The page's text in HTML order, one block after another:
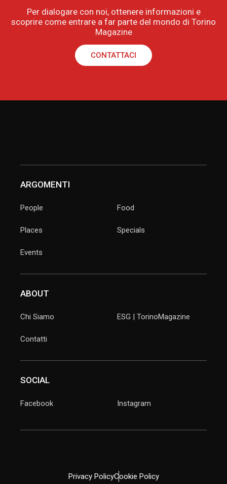
Per dialogare con noi, ottenere informazioni e
scoprire come entrare a far parte del mondo di Torino
Magazine
CONTATTACI
ARGOMENTI
People
Places
Events
Food
Specials
ABOUT
Chi Siamo
Contatti
ESG | TorinoMagazine
SOCIAL
Facebook Instagram
Privacy PolicyCookie Policy